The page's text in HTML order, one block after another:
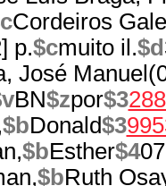
Cordeiros
p.$cmuito il.$d
José
BN$zpor$3
$bDonald$3
$bEsther$4
$bRuth